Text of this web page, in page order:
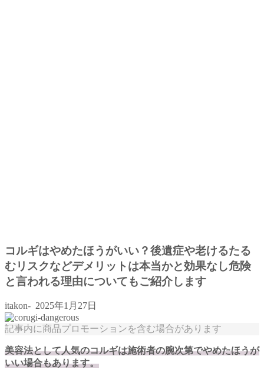
コルギはやめたほうがいい？後遺症や老けるたる
むリスクなどデメリットは本当かと効果なし危険
と言われる理由についてもご紹介します
itakon- 2025年1月27日
記事内に商品プロモーションを含む場合があります
美容法として人気のコルギは施術者の腕次第でやめたほうが
いい場合もあります。